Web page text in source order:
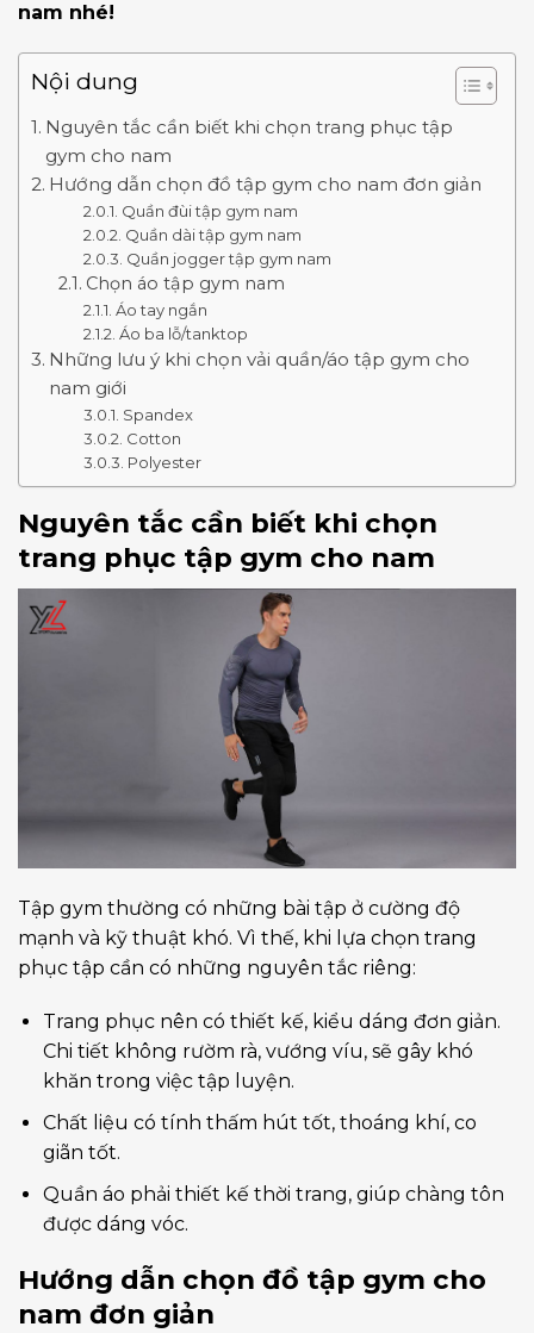
nam nhé!
Nội dung
Nguyên tắc cần biết khi chọn trang phục tập
gym cho nam
Hướng dẫn chọn đồ tập gym cho nam đơn giản
Quần đùi tập gym nam
Quần dài tập gym nam
Quần jogger tập gym nam
Chọn áo tập gym nam
Áo tay ngắn
Áo ba lỗ/tanktop
Những lưu ý khi chọn vải quần/áo tập gym cho
nam giới
Spandex
Cotton
Polyester
Nguyên tắc cần biết khi chọn
trang phục tập gym cho nam
Tập gym thường có những bài tập ở cường độ
mạnh và kỹ thuật khó. Vì thế, khi lựa chọn trang
phục tập cần có những nguyên tắc riêng:
Trang phục nên có thiết kế, kiểu dáng đơn giản.
Chi tiết không rườm rà, vướng víu, sẽ gây khó
khăn trong việc tập luyện.
Chất liệu có tính thấm hút tốt, thoáng khí, co
giãn tốt.
Quần áo phải thiết kế thời trang, giúp chàng tôn
được dáng vóc.
Hướng dẫn chọn đồ tập gym cho
nam đơn giản